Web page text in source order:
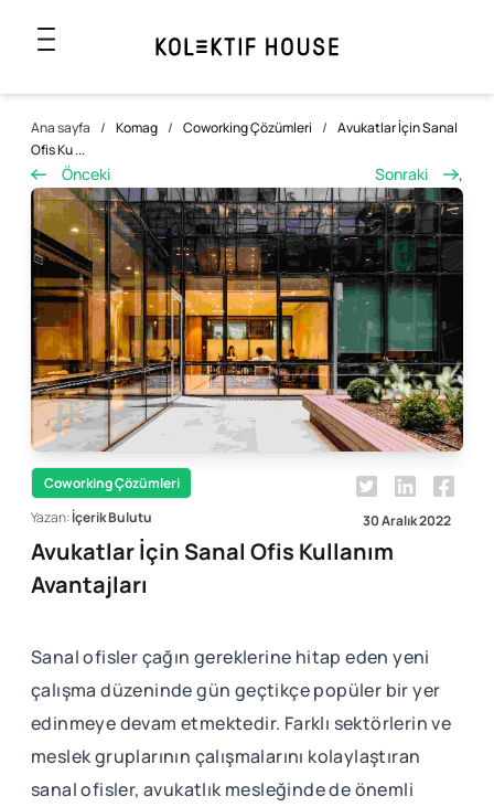
Ana sayfa / Komag / Coworking Çözümleri / Avukatlar İçin Sanal
Ofis Ku ...
Önceki Sonraki ,
Coworking Çözümleri
Yazan:İçerik Bulutu 30 Aralık 2022
Avukatlar İçin Sanal Ofis Kullanım
Avantajları
Sanal ofisler çağın gereklerine hitap eden yeni
çalışma düzeninde gün geçtikçe popüler bir yer
edinmeye devam etmektedir. Farklı sektörlerin ve
meslek gruplarının çalışmalarını kolaylaştıran
sanal ofisler, avukatlık mesleğinde de önemli